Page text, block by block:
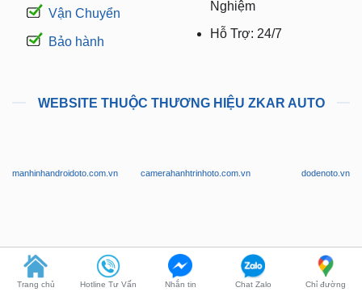
Vận Chuyển
Bảo hành
Nghiệm
Hỗ Trợ: 24/7
WEBSITE THUỘC THƯƠNG HIỆU ZKAR AUTO
manhinhandroidoto.com.vn camerahanhtrinhoto.com.vn dodenoto.vn
dochoixesang.com.vn
Trang chủ Hotline Tư Vấn Nhắn tin Chat Zalo Chỉ đường